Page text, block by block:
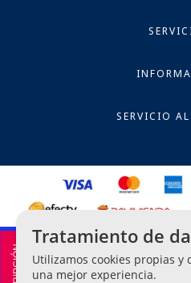
SERVICIO
Política de
Términos y
Tratamiento de
Utilizamos cookies propias y
una mejor experiencia.